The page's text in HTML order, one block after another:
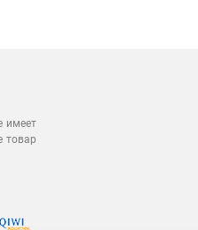
имеет
товар